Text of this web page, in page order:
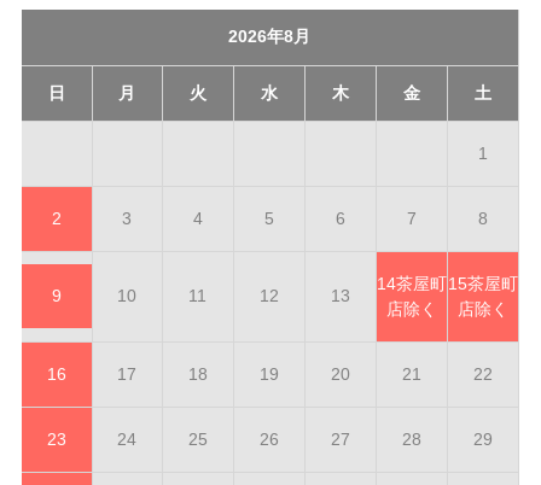
2026年8月
日 月 火 水 木 金 土
1
2 3 4 5 6 7 8
9 10 11 12 13
14茶屋町
店除く
15茶屋町
店除く
16 17 18 19 20 21 22
23 24 25 26 27 28 29